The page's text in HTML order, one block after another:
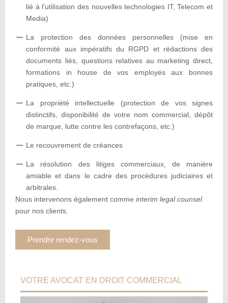
VOTRE AVOCAT EN DROIT COMMERCIAL
lié à l’utilisation des nouvelles technologies IT, Telecom et
Media)
La protection des données personnelles (mise en
conformité aux impératifs du RGPD et rédactions des
documents liés, questions relatives au marketing direct,
formations in house de vos employés aux bonnes
pratiques, etc.)
La propriété intellectuelle (protection de vos signes
distinctifs, disponibilité de votre nom commercial, dépôt
de marque, lutte contre les contrefaçons, etc.)
Le recouvrement de créances
La résolution des litiges commerciaux, de manière
amiable et dans le cadre des procédures judiciaires et
arbitrales.
Nous intervenons également comme interim legal counsel
pour nos clients.
Prendre rendez-vous